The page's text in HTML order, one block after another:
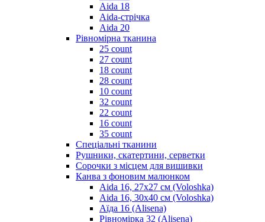
Aida 18
Aida-стрічка
Aida 20
Рівномірна тканина
25 count
27 count
18 count
28 count
10 count
32 count
22 count
16 count
35 count
Спеціальні тканини
Рушники, скатертини, серветки
Сорочки з місцем для вишивки
Канва з фоновим малюнком
Aida 16, 27х27 см (Voloshka)
Aida 16, 30х40 см (Voloshka)
Аїда 16 (Alisena)
Рівномірка 32 (Alisena)